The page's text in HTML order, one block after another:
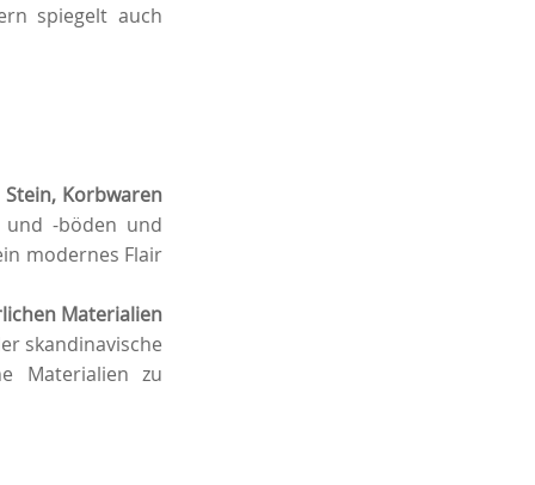
spiegelt auch
Korbwaren
und -böden und
modernes Flair
Materialien
skandinavische
Materialien zu